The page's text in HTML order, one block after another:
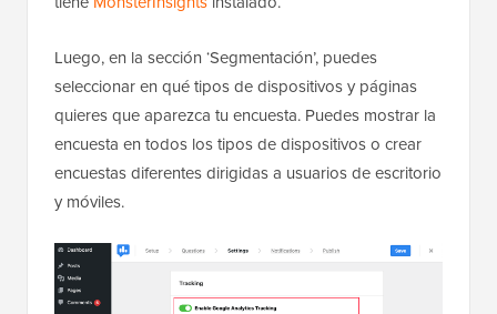
Luego, en la sección ‘Segmentación’, puedes
seleccionar en qué tipos de dispositivos y páginas
quieres que aparezca tu encuesta. Puedes mostrar la
encuesta en todos los tipos de dispositivos o crear
encuestas diferentes dirigidas a usuarios de escritorio
y móviles.